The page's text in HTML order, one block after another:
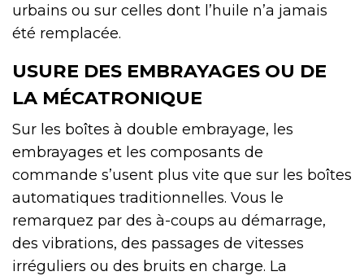
urbains ou sur celles dont l’huile n’a jamais
été remplacée.
USURE DES EMBRAYAGES OU DE
LA MÉCATRONIQUE
Sur les boîtes à double embrayage, les
embrayages et les composants de
commande s’usent plus vite que sur les boîtes
automatiques traditionnelles. Vous le
remarquez par des à-coups au démarrage,
des vibrations, des passages de vitesses
irréguliers ou des bruits en charge. La